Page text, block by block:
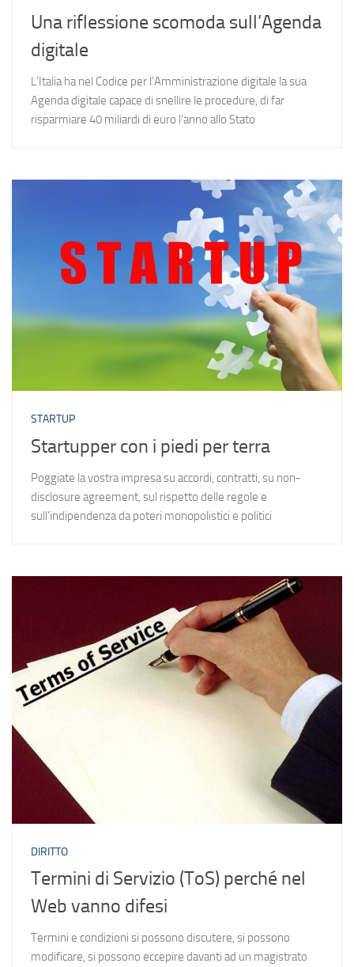
Una riflessione scomoda sull’Agenda
digitale
L’Italia ha nel Codice per l’Amministrazione digitale la sua
Agenda digitale capace di snellire le procedure, di far
risparmiare 40 miliardi di euro l’anno allo Stato
STARTUP
Startupper con i piedi per terra
Poggiate la vostra impresa su accordi, contratti, su non-
disclosure agreement, sul rispetto delle regole e
sull’indipendenza da poteri monopolistici e politici
DIRITTO
Termini di Servizio (ToS) perché nel
Web vanno difesi
Termini e condizioni si possono discutere, si possono
modificare, si possono eccepire davanti ad un magistrato